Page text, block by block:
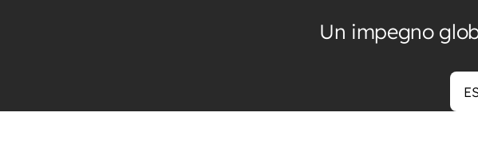
Un impegno